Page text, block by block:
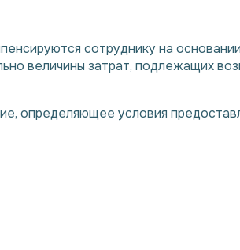
сотруднику на
величины затрат, подлежащих
определяющее условия